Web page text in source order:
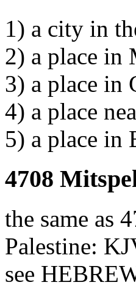
1) a city in
2) a place in
3) a place in
4) a place
5) a place in
4708
the same as
Palestine:
see